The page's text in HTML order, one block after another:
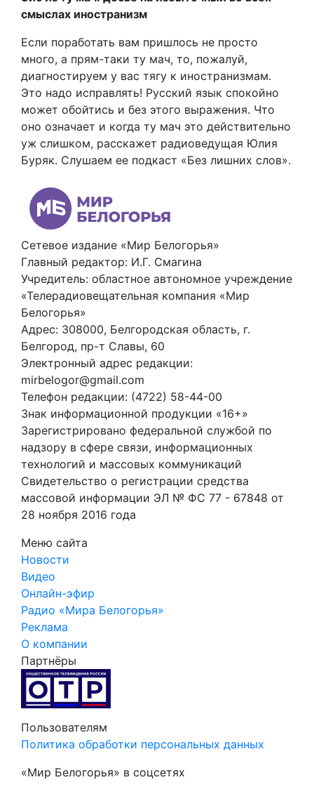
смыслах иностранизм
Если поработать вам пришлось не просто
много, а прям-таки ту мач, то, пожалуй,
диагностируем у вас тягу к иностранизмам.
Это надо исправлять! Русский язык спокойно
может обойтись и без этого выражения. Что
оно означает и когда ту мач это действительно
уж слишком, расскажет радиоведущая Юлия
Буряк. Слушаем ее подкаст «Без лишних слов».
Сетевое издание «Мир Белогорья»
Главный редактор: И.Г. Смагина
Учредитель: областное автономное учреждение
«Телерадиовещательная компания «Мир
Белогорья»
Адрес: 308000, Белгородская область, г.
Белгород, пр-т Славы, 60
Электронный адрес редакции:
mirbelogor@gmail.com
Телефон редакции: (4722) 58-44-00
Знак информационной продукции «16+»
Зарегистрировано федеральной службой по
надзору в сфере связи, информационных
технологий и массовых коммуникаций
Свидетельство о регистрации средства
массовой информации ЭЛ № ФС 77 - 67848 от
28 ноября 2016 года
Меню сайта
Новости
Видео
Онлайн-эфир
Радио «Мира Белогорья»
Реклама
О компании
Партнёры
Пользователям
Политика обработки персональных данных
«Мир Белогорья» в соцсетях